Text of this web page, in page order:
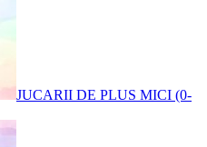
JUCARII DE PLUS MICI (0-